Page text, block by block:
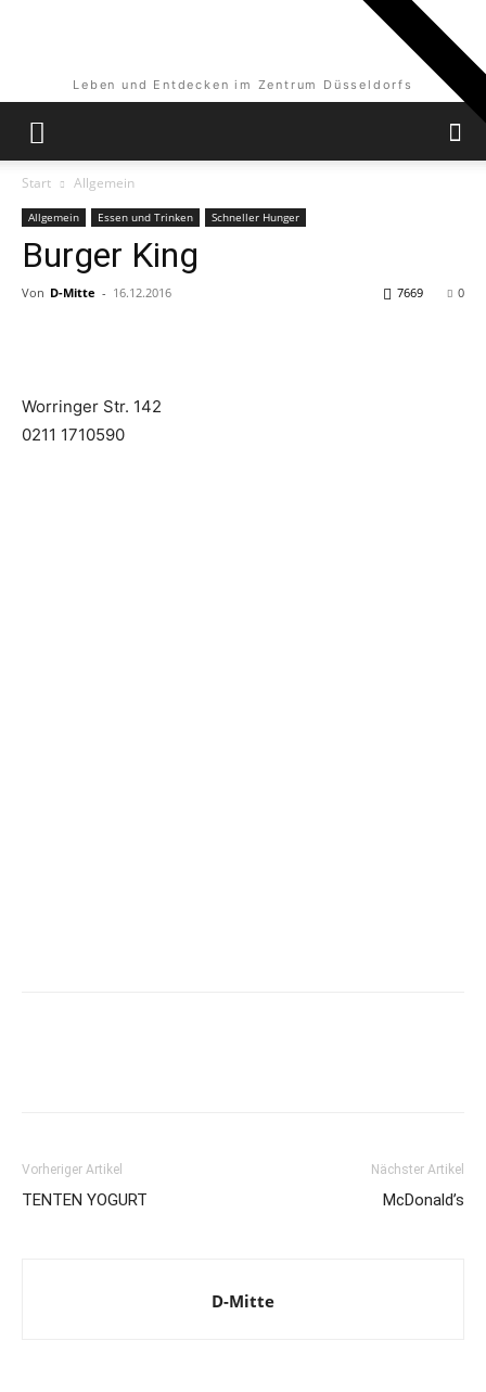
Leben und Entdecken im Zentrum Düsseldorfs
Start Allgemein
Allgemein Essen und Trinken Schneller Hunger
Burger King
Von D-Mitte - 16.12.2016 0
7669
Worringer Str. 142
0211 1710590
Vorheriger Artikel
TENTEN YOGURT
Nächster Artikel
McDonald’s
D-Mitte